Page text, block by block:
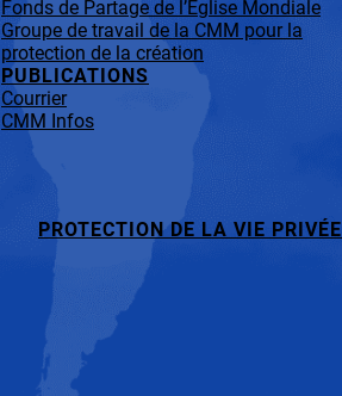
Fonds de Partage de l’Église Mondiale
Groupe de travail de la CMM pour la
protection de la création
PUBLICATIONS
Courrier
CMM Infos
PROTECTION DE LA VIE PRIVÉE